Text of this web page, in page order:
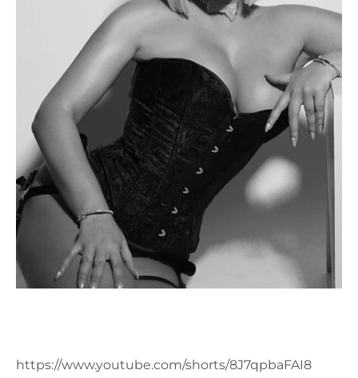
https://www.youtube.com/shorts/8J7qpbaFAI8